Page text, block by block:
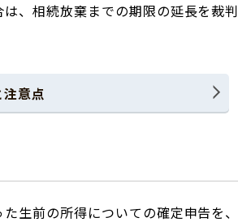
、相続放棄までの期限の延長を裁判
意点
生前の所得についての確定申告を、